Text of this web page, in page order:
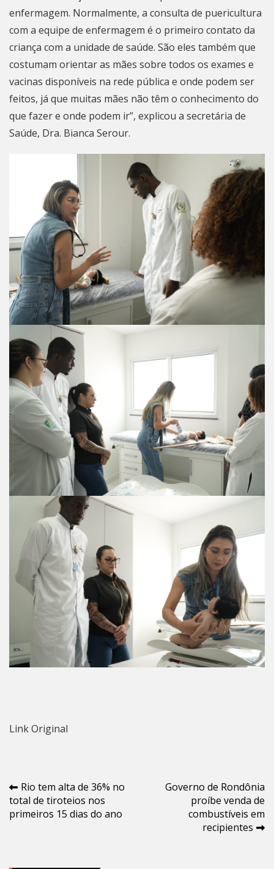
enfermagem. Normalmente, a consulta de puericultura
com a equipe de enfermagem é o primeiro contato da
criança com a unidade de saúde. São eles também que
costumam orientar as mães sobre todos os exames e
vacinas disponíveis na rede pública e onde podem ser
feitos, já que muitas mães não têm o conhecimento do
que fazer e onde podem ir”, explicou a secretária de
Saúde, Dra. Bianca Serour.
Link Original
Navegação
de
Rio tem alta de 36% no
total de tiroteios nos
primeiros 15 dias do ano
Governo de Rondônia
proíbe venda de
combustíveis em
recipientes